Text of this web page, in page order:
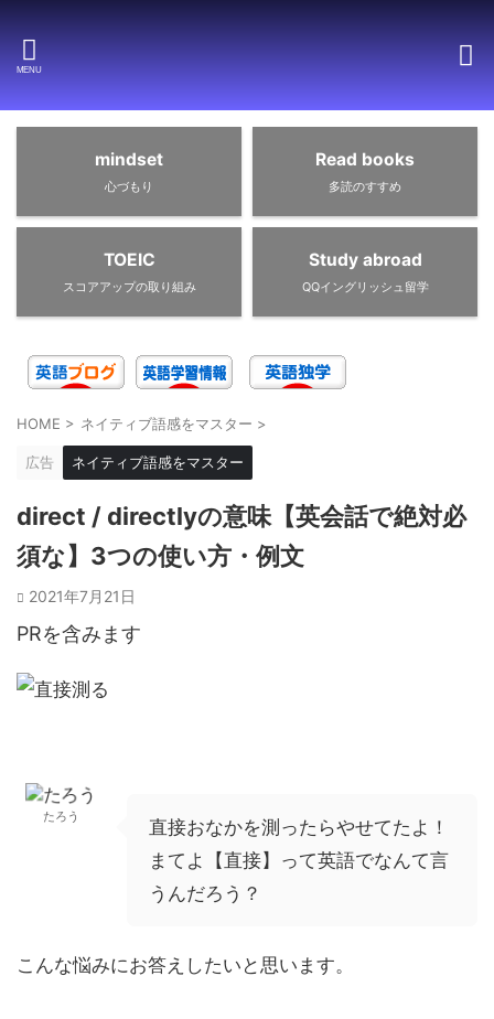
mindset
心づもり
Read books
多読のすすめ
TOEIC
スコアアップの取り組み
Study abroad
QQイングリッシュ留学
HOME > ネイティブ語感をマスター >
広告 ネイティブ語感をマスター
direct / directlyの意味【英会話で絶対必
須な】3つの使い方・例文
2021年7月21日
PRを含みます
たろう
直接おなかを測ったらやせてたよ！
まてよ【直接】って英語でなんて言
うんだろう？
こんな悩みにお答えしたいと思います。